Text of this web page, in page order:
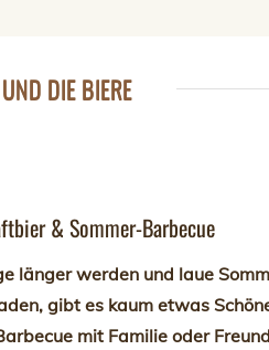
DIE BIERE
& Sommer-Barbecue
länger werden und laue
gibt es kaum etwas
mit Familie oder